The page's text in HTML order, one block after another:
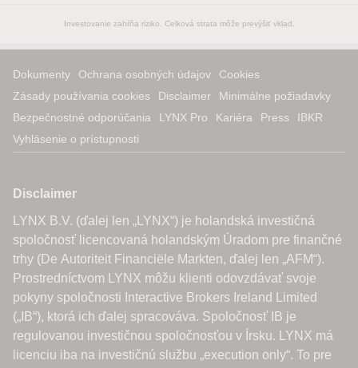
Investovanie zahŕňa riziko. Celková strata môže prevýšiť vklad.
Dokumenty Ochrana osobných údajov
Cookies
Zásady používania cookies
Disclaimer
Minimálne požiadavky
Bezpečnostné odporúčania
LYNX Pro Kariéra Press
IBKR
Vyhlásenie o prístupnosti